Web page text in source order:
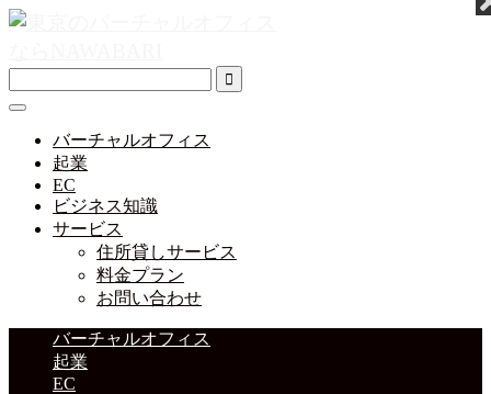
バーチャルオフィス
起業
EC
ビジネス知識
サービス
住所貸しサービス
料金プラン
お問い合わせ
バーチャルオフィス
起業
EC